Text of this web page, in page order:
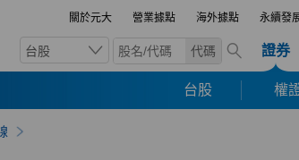
關於元大 營業據點 海外據點 永續發
台股 代碼 證券
台股 權